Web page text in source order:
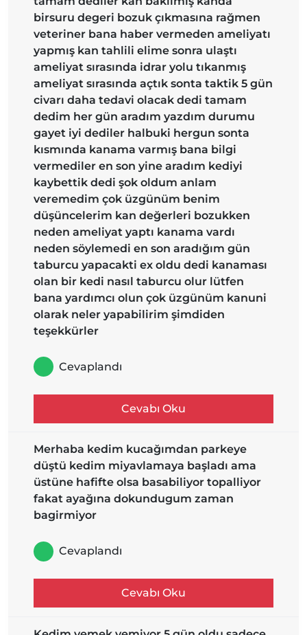
birsuru degeri bozuk çıkmasına rağmen
veteriner bana haber vermeden ameliyatı
yapmış kan tahlili elime sonra ulaştı
ameliyat sırasında idrar yolu tıkanmış
ameliyat sırasında açtık sonta taktik 5 gün
civarı daha tedavi olacak dedi tamam
dedim her gün aradım yazdım durumu
gayet iyi dediler halbuki hergun sonta
kısmında kanama varmış bana bilgi
vermediler en son yine aradım kediyi
kaybettik dedi şok oldum anlam
veremedim çok üzgünüm benim
düşüncelerim kan değerleri bozukken
neden ameliyat yaptı kanama vardı
neden söylemedi en son aradığım gün
taburcu yapacakti ex oldu dedi kanaması
olan bir kedi nasıl taburcu olur lütfen
bana yardımcı olun çok üzgünüm kanuni
olarak neler yapabilirim şimdiden
teşekkürler
Cevaplandı
Cevabı Oku
Merhaba kedim kucağımdan parkeye
düştü kedim miyavlamaya başladı ama
üstüne hafifte olsa basabiliyor topalliyor
fakat ayağına dokundugum zaman
bagirmiyor
Cevaplandı
Cevabı Oku